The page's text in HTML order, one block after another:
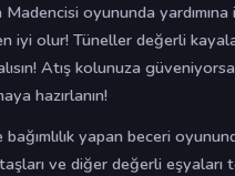
oyununda
iyi olur! Tüneller değerli
Atış kolunuza
hazırlanın!
yapan beceri
ve diğer değerli eşyaları